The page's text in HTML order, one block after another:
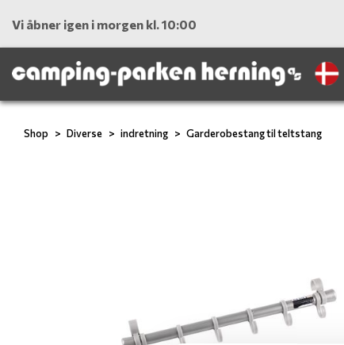
Vi åbner igen i morgen kl. 10:00
Shop Diverse indretning Garderobestang til teltstang